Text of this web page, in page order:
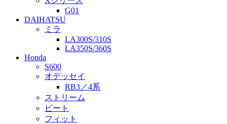
G01
DAIHATSU
ミラ
LA300S/310S
LA350S/360S
Honda
S600
オデッセイ
RB3／4系
ストリーム
ビート
フィット